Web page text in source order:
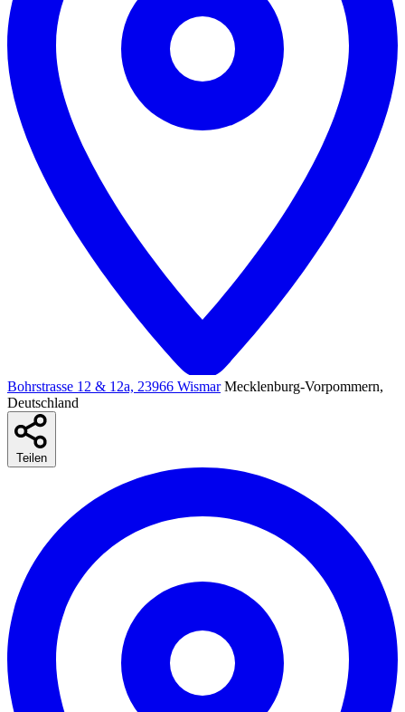
Bohrstrasse 12 & 12a, 23966 Wismar Mecklenburg-Vorpommern,
Deutschland
Teilen